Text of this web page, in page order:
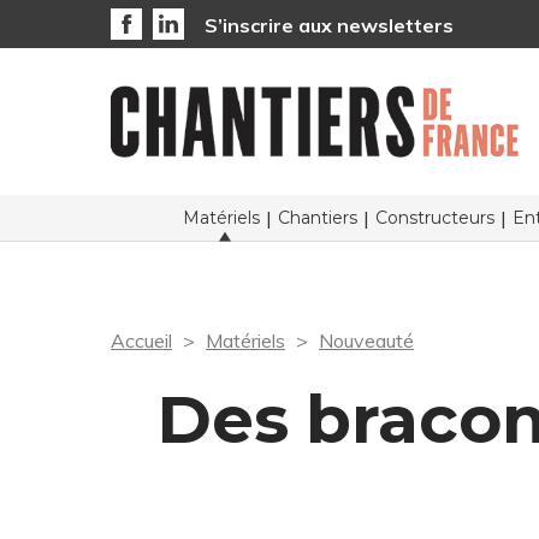
S’inscrire aux newsletters
Matériels Chantiers Constructeurs
Accueil Matériels Nouveauté
Des